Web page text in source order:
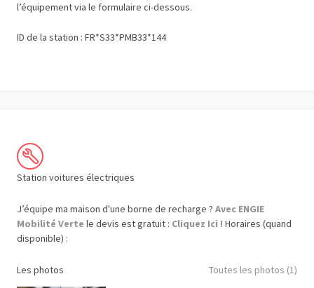
l’équipement via le formulaire ci-dessous.
ID de la station : FR*S33*PMB33*144
Station voitures électriques
J’équipe ma maison d'une borne de recharge ? Avec ENGIE
Mobilité Verte le devis est gratuit : Cliquez Ici ! Horaires (quand
disponible) :
Les photos Toutes les photos (1)